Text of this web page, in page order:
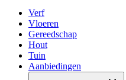
Verf
Vloeren
Gereedschap
Hout
Tuin
Aanbiedingen